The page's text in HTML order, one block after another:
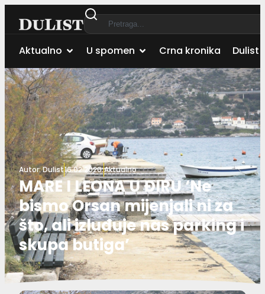
Aktualno U spomen Crna kronika Dulist
Autor:Dulist16.02.2020.Aktualno
MARE I LEONA U ĐIRU ‘Ne
bismo Orsan mijenjali ni za
što, ali izluđuje nas parking i
skupa butiga’